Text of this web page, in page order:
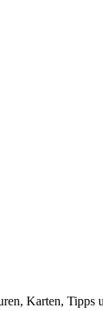
Karten, Tipps